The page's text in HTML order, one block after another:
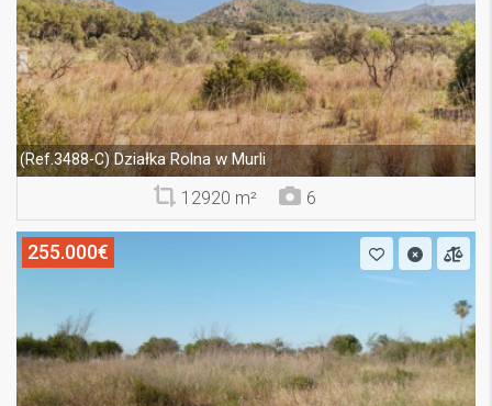
(Ref.3488-C)Działka Rolna w Murli
12920 m² 6
255.000€